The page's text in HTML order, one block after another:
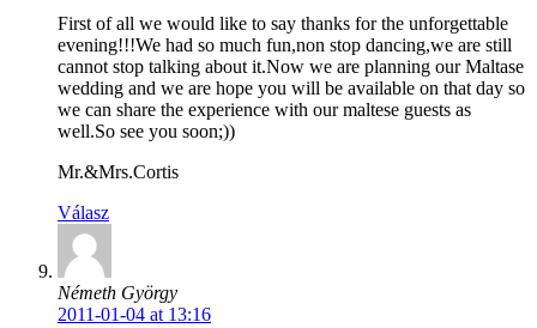
First of all we would like to say thanks for the unforgettable
evening!!!We had so much fun,non stop dancing,we are still
cannot stop talking about it.Now we are planning our Maltase
wedding and we are hope you will be available on that day so
we can share the experience with our maltese guests as
well.So see you soon;))
Mr.&Mrs.Cortis
Válasz
Németh György
2011-01-04 at 13:16